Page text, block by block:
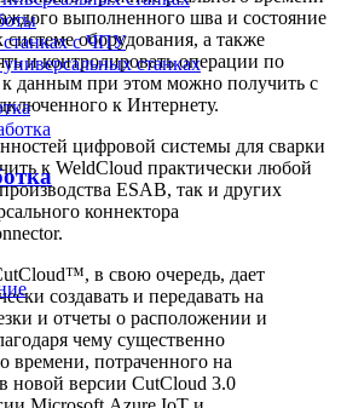
станках с ЧПУ
станках
выполненного шва и состояние
оборудования, а также
и контролировать операции по
к данным при этом можно получить с
к Интернету.
цифровой системы для сварки
к WeldCloud практически любой
ESAB, так и других
коннектора
в свою очередь, дает
создавать и передавать на
и отчеты о расположении и
чему существенно
времени, потраченного на
новой версии CutCloud 3.0